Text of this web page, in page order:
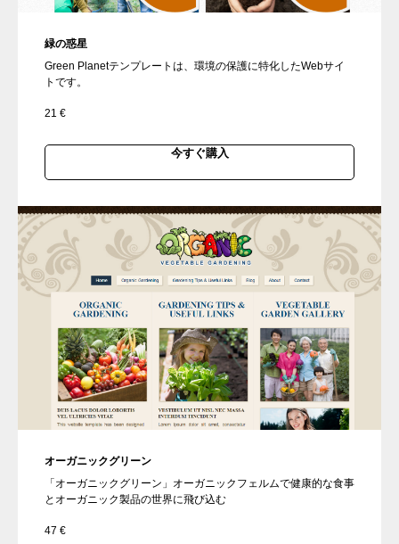
緑の惑星
Green Planetテンプレートは、環境の保護に特化したWebサイ
トです。
21 €
今すぐ購入
オーガニックグリーン
「オーガニックグリーン」オーガニックフェルムで健康的な食事
とオーガニック製品の世界に飛び込む
47 €